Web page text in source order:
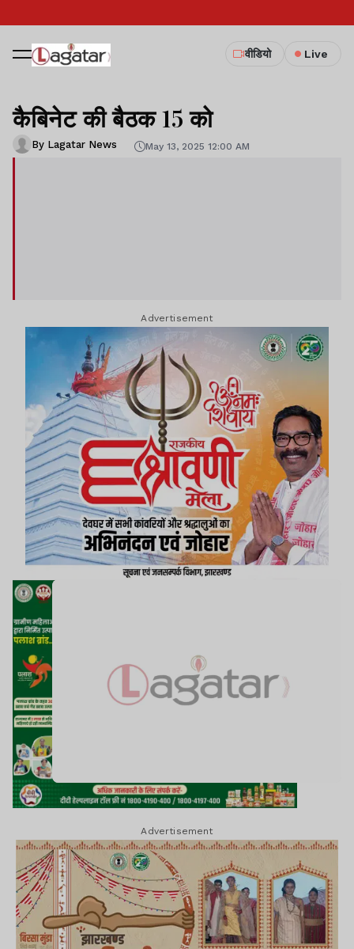
वीडियो Live
कैबिनेट की बैठक 15 को
By Lagatar News May 13, 2025 12:00 AM
Advertisement
Advertisement